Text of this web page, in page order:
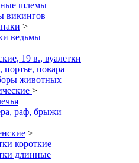
шлемы
викингов
>
ведьмы
19 в., вуалетки
повара
животных
>
раф, брыжи
>
короткие
длинные